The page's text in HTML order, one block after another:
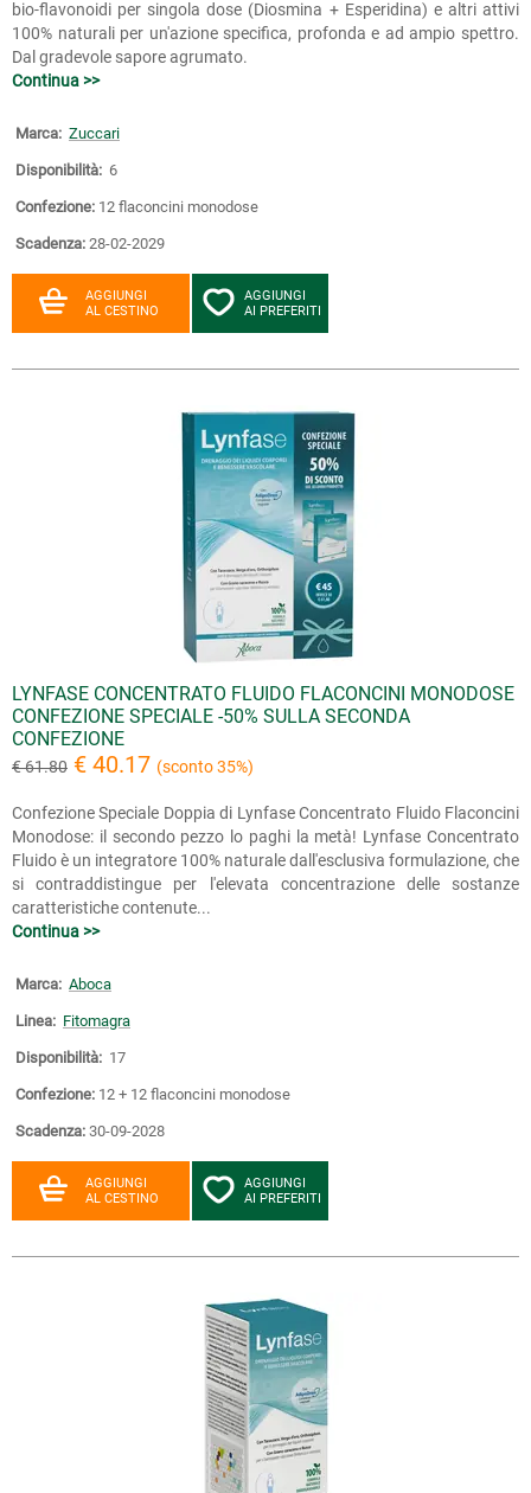
bio-flavonoidi per singola dose (Diosmina + Esperidina) e altri attivi
100% naturali per un'azione specifica, profonda e ad ampio spettro.
Dal gradevole sapore agrumato.
Continua >>
Marca: Zuccari
Disponibilità: 6
Confezione: 12 flaconcini monodose
Scadenza: 28-02-2029
AGGIUNGI
AL CESTINO
AGGIUNGI
AI PREFERITI
LYNFASE CONCENTRATO FLUIDO FLACONCINI MONODOSE
CONFEZIONE SPECIALE -50% SULLA SECONDA
CONFEZIONE
€ 61.80 € 40.17 (sconto 35%)
Confezione Speciale Doppia di Lynfase Concentrato Fluido Flaconcini
Monodose: il secondo pezzo lo paghi la metà! Lynfase Concentrato
Fluido è un integratore 100% naturale dall'esclusiva formulazione, che
si contraddistingue per l'elevata concentrazione delle sostanze
caratteristiche contenute...
Continua >>
Marca: Aboca
Linea: Fitomagra
Disponibilità: 17
Confezione: 12 + 12 flaconcini monodose
Scadenza: 30-09-2028
AGGIUNGI
AL CESTINO
AGGIUNGI
AI PREFERITI